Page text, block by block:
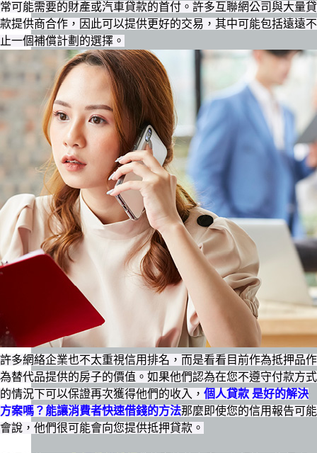
常可能需要的財產或汽車貸款的首付。許多互聯網公司與大量貸
款提供商合作，因此可以提供更好的交易，其中可能包括遠遠不
止一個補償計劃的選擇。
許多網絡企業也不太重視信用排名，而是看看目前作為抵押品作
為替代品提供的房子的價值。如果他們認為在您不遵守付款方式
的情況下可以保證再次獲得他們的收入， 個人貸款 是好的解決
方案嗎？能讓消費者快速借錢的方法那麼即使您的信用報告可能
會說，他們很可能會向您提供抵押貸款。